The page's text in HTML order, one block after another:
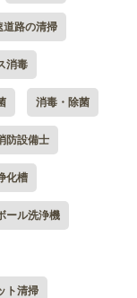
道路の清掃
消毒
消毒・除菌
防設備士
化槽
ール洗浄機
ト清掃